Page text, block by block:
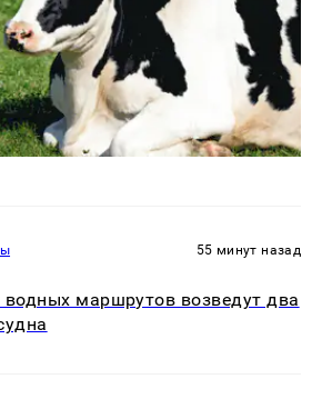
55 минут назад
маршрутов возведут два